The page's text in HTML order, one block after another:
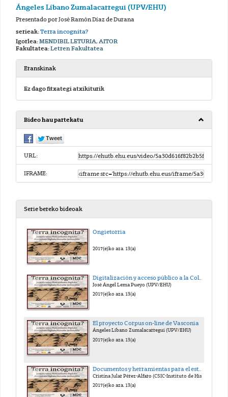
Ángeles Líbano Zumalacarregui (UPV/EHU)
Presentado por José Ramón Díaz de Durana
serieak:Terra incognita?
Igorlea:MENDIBIL LETURIA, AITOR
Fakultatea:Letren Fakultatea
Eranskinak
Ez dago fitxategi atxikiturik
Bideo hau partekatu
URL:
IFRAME:
Serie bereko bideoak
Ongietorria
2017(e)ko aza. 13(a)
José Ángel Lema Pueyo (UPV/EHU)
2017(e)ko aza. 13(a)
El proyecto Corpus on-line de Vasconia
Ángeles Líbano Zumalacarregui (UPV/EHU)
2017(e)ko aza. 13(a)
2017(e)ko aza. 13(a)